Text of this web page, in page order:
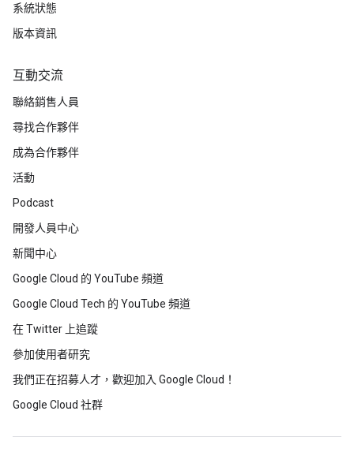
系統狀態
版本資訊
互動交流
聯絡銷售人員
尋找合作夥伴
成為合作夥伴
活動
Podcast
開發人員中心
新聞中心
Google Cloud 的 YouTube 頻道
Google Cloud Tech 的 YouTube 頻道
在 Twitter 上追蹤
參加使用者研究
我們正在招募人才，歡迎加入 Google Cloud！
Google Cloud 社群